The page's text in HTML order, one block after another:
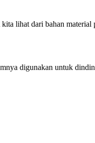
lihat dari bahan material
digunakan untuk